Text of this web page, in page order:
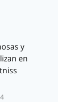
y
en